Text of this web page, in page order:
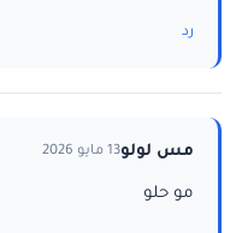
رد
مس لولو13 مايو 2026
مو حلو